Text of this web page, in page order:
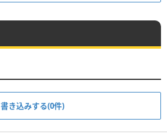
書き込みする(0件)